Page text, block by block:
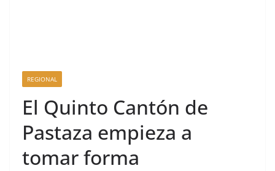
REGIONAL
El Quinto Cantón de
Pastaza empieza a
tomar forma